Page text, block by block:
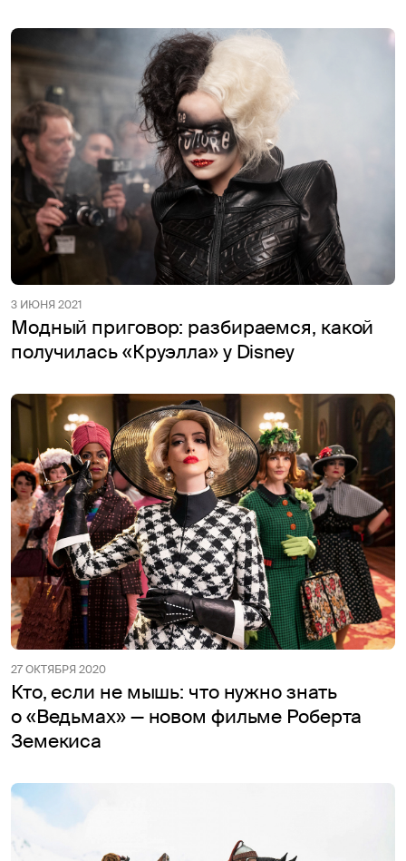
3 ИЮНЯ 2021
Модный приговор: разбираемся, какой
получилась «Круэлла» у Disney
27 ОКТЯБРЯ 2020
Кто, если не мышь: что нужно знать
о «Ведьмах» — новом фильме Роберта
Земекиса